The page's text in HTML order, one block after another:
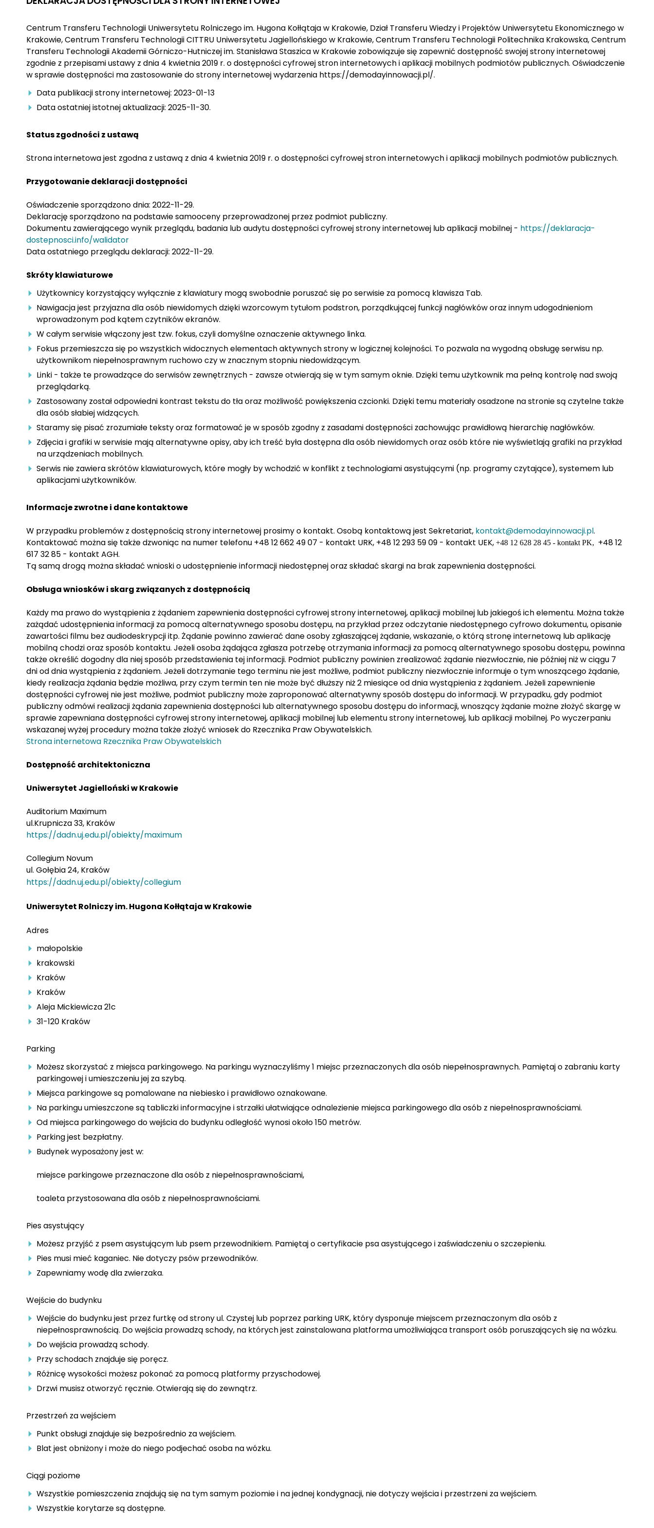
Centrum Transferu Technologii Uniwersytetu Rolniczego im. Hugona Kołłątaja w Krakowie, Dział Transferu Wiedzy i Projektów Uniwersytetu Ekonomicznego w
Krakowie, Centrum Transferu Technologii CITTRU Uniwersytetu Jagiellońskiego w Krakowie, Centrum Transferu Technologii Politechnika Krakowska, Centrum
Transferu Technologii Akademii Górniczo-Hutniczej im. Stanisława Staszica w Krakowie zobowiązuje się zapewnić dostępność swojej strony internetowej
zgodnie z przepisami ustawy z dnia 4 kwietnia 2019 r. o dostępności cyfrowej stron internetowych i aplikacji mobilnych podmiotów publicznych. Oświadczenie
w sprawie dostępności ma zastosowanie do strony internetowej wydarzenia https://demodayinnowacji.pl/.
Data publikacji strony internetowej: 2023-01-13
Data ostatniej istotnej aktualizacji: 2025-11-30.
Status zgodności z ustawą
Strona internetowa jest zgodna z ustawą z dnia 4 kwietnia 2019 r. o dostępności cyfrowej stron internetowych i aplikacji mobilnych podmiotów publicznych.
Przygotowanie deklaracji dostępności
Oświadczenie sporządzono dnia: 2022-11-29.
Deklarację sporządzono na podstawie samooceny przeprowadzonej przez podmiot publiczny.
Dokumentu zawierającego wynik przeglądu, badania lub audytu dostępności cyfrowej strony internetowej lub aplikacji mobilnej - https://deklaracja-
dostepnosci.info/walidator
Data ostatniego przeglądu deklaracji: 2022-11-29.
Skróty klawiaturowe
Użytkownicy korzystający wyłącznie z klawiatury mogą swobodnie poruszać się po serwisie za pomocą klawisza Tab.
Nawigacja jest przyjazna dla osób niewidomych dzięki wzorcowym tytułom podstron, porządkującej funkcji nagłówków oraz innym udogodnieniom
wprowadzonym pod kątem czytników ekranów.
W całym serwisie włączony jest tzw. fokus, czyli domyślne oznaczenie aktywnego linka.
Fokus przemieszcza się po wszystkich widocznych elementach aktywnych strony w logicznej kolejności. To pozwala na wygodną obsługę serwisu np.
użytkownikom niepełnosprawnym ruchowo czy w znacznym stopniu niedowidzącym.
Linki - także te prowadzące do serwisów zewnętrznych - zawsze otwierają się w tym samym oknie. Dzięki temu użytkownik ma pełną kontrolę nad swoją
przeglądarką.
Zastosowany został odpowiedni kontrast tekstu do tła oraz możliwość powiększenia czcionki. Dzięki temu materiały osadzone na stronie są czytelne także
dla osób słabiej widzących.
Staramy się pisać zrozumiałe teksty oraz formatować je w sposób zgodny z zasadami dostępności zachowując prawidłową hierarchię nagłówków.
Zdjęcia i grafiki w serwisie mają alternatywne opisy, aby ich treść była dostępna dla osób niewidomych oraz osób które nie wyświetlają grafiki na przykład
na urządzeniach mobilnych.
Serwis nie zawiera skrótów klawiaturowych, które mogły by wchodzić w konflikt z technologiami asystującymi (np. programy czytające), systemem lub
aplikacjami użytkowników.
Informacje zwrotne i dane kontaktowe
W przypadku problemów z dostępnością strony internetowej prosimy o kontakt. Osobą kontaktową jest Sekretariat, kontakt@demodayinnowacji.pl.
Kontaktować można się także dzwoniąc na numer telefonu +48 12 662 49 07 - kontakt URK, +48 12 293 59 09 - kontakt UEK, +48 12 628 28 45 - kontakt PK, +48 12
617 32 85 - kontakt AGH.
Tą samą drogą można składać wnioski o udostępnienie informacji niedostępnej oraz składać skargi na brak zapewnienia dostępności.
Obsługa wniosków i skarg związanych z dostępnością
Każdy ma prawo do wystąpienia z żądaniem zapewnienia dostępności cyfrowej strony internetowej, aplikacji mobilnej lub jakiegoś ich elementu. Można także
zażądać udostępnienia informacji za pomocą alternatywnego sposobu dostępu, na przykład przez odczytanie niedostępnego cyfrowo dokumentu, opisanie
zawartości filmu bez audiodeskrypcji itp. Żądanie powinno zawierać dane osoby zgłaszającej żądanie, wskazanie, o którą stronę internetową lub aplikację
mobilną chodzi oraz sposób kontaktu. Jeżeli osoba żądająca zgłasza potrzebę otrzymania informacji za pomocą alternatywnego sposobu dostępu, powinna
także określić dogodny dla niej sposób przedstawienia tej informacji. Podmiot publiczny powinien zrealizować żądanie niezwłocznie, nie później niż w ciągu 7
dni od dnia wystąpienia z żądaniem. Jeżeli dotrzymanie tego terminu nie jest możliwe, podmiot publiczny niezwłocznie informuje o tym wnoszącego żądanie,
kiedy realizacja żądania będzie możliwa, przy czym termin ten nie może być dłuższy niż 2 miesiące od dnia wystąpienia z żądaniem. Jeżeli zapewnienie
dostępności cyfrowej nie jest możliwe, podmiot publiczny może zaproponować alternatywny sposób dostępu do informacji. W przypadku, gdy podmiot
publiczny odmówi realizacji żądania zapewnienia dostępności lub alternatywnego sposobu dostępu do informacji, wnoszący żądanie możne złożyć skargę w
sprawie zapewniana dostępności cyfrowej strony internetowej, aplikacji mobilnej lub elementu strony internetowej, lub aplikacji mobilnej. Po wyczerpaniu
wskazanej wyżej procedury można także złożyć wniosek do Rzecznika Praw Obywatelskich.
Strona internetowa Rzecznika Praw Obywatelskich
Dostępność architektoniczna
Uniwersytet Jagielloński w Krakowie
Auditorium Maximum
ul.Krupnicza 33, Kraków
https://dadn.uj.edu.pl/obiekty/maximum
Collegium Novum
ul. Gołębia 24, Kraków
https://dadn.uj.edu.pl/obiekty/collegium
Uniwersytet Rolniczy im. Hugona Kołłątaja w Krakowie
Adres
małopolskie
krakowski
Kraków
Kraków
Aleja Mickiewicza 21c
31-120 Kraków
Parking
Możesz skorzystać z miejsca parkingowego. Na parkingu wyznaczyliśmy 1 miejsc przeznaczonych dla osób niepełnosprawnych. Pamiętaj o zabraniu karty
parkingowej i umieszczeniu jej za szybą.
Miejsca parkingowe są pomalowane na niebiesko i prawidłowo oznakowane.
Na parkingu umieszczone są tabliczki informacyjne i strzałki ułatwiające odnalezienie miejsca parkingowego dla osób z niepełnosprawnościami.
Od miejsca parkingowego do wejścia do budynku odległość wynosi około 150 metrów.
Parking jest bezpłatny.
Budynek wyposażony jest w:
miejsce parkingowe przeznaczone dla osób z niepełnosprawnościami,
toaleta przystosowana dla osób z niepełnosprawnościami.
Pies asystujący
Możesz przyjść z psem asystującym lub psem przewodnikiem. Pamiętaj o certyfikacie psa asystującego i zaświadczeniu o szczepieniu.
Pies musi mieć kaganiec. Nie dotyczy psów przewodników.
Zapewniamy wodę dla zwierzaka.
Wejście do budynku
Wejście do budynku jest przez furtkę od strony ul. Czystej lub poprzez parking URK, który dysponuje miejscem przeznaczonym dla osób z
niepełnosprawnością. Do wejścia prowadzą schody, na których jest zainstalowana platforma umożliwiająca transport osób poruszających się na wózku.
Do wejścia prowadzą schody.
Przy schodach znajduje się poręcz.
Różnicę wysokości możesz pokonać za pomocą platformy przyschodowej.
Drzwi musisz otworzyć ręcznie. Otwierają się do zewnątrz.
Przestrzeń za wejściem
Punkt obsługi znajduje się bezpośrednio za wejściem.
Blat jest obniżony i może do niego podjechać osoba na wózku.
Ciągi poziome
Wszystkie pomieszczenia znajdują się na tym samym poziomie i na jednej kondygnacji, nie dotyczy wejścia i przestrzeni za wejściem.
Wszystkie korytarze są dostępne.